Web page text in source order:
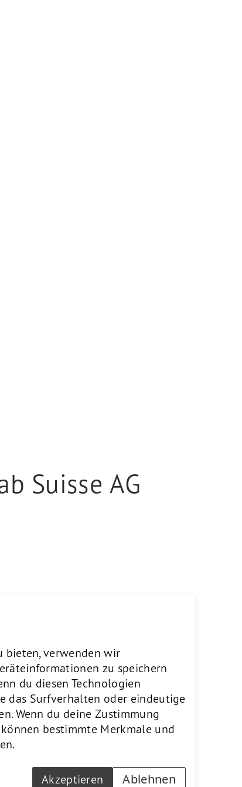
Suisse AG
Life-Science-
service»-Ansatz sparen
fokussieren. Xi
seit 2006 und
an der Tongji
Architektenverein (SIA)
sowie
bieten, verwenden wir
zu speichern
du diesen Technologien
das Surfverhalten oder eindeutige
Wenn du deine Zustimmung
bestimmte Merkmale und
Ablehnen
Akzeptieren